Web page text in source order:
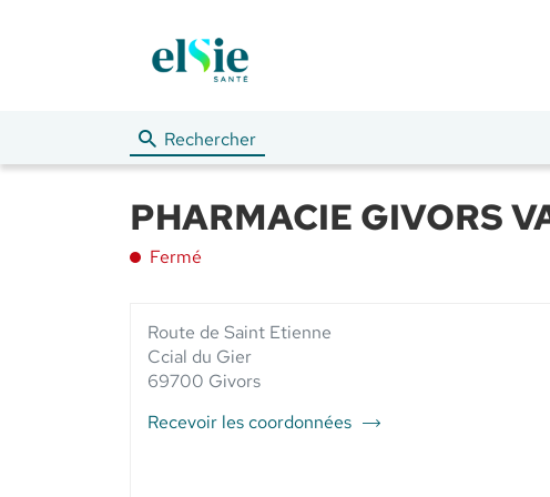
Rechercher
PHARMACIE GIVORS
Fermé
Route de Saint Etienne
Ccial du Gier
69700 Givors
Recevoir les coordonnées
du